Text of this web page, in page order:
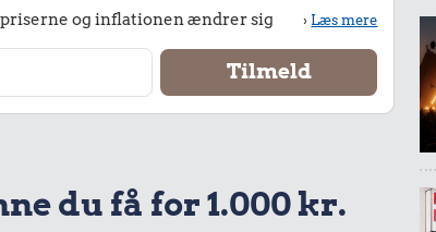
og inflationen ændrer sig ›Læs mere
du få for 1.000 kr.